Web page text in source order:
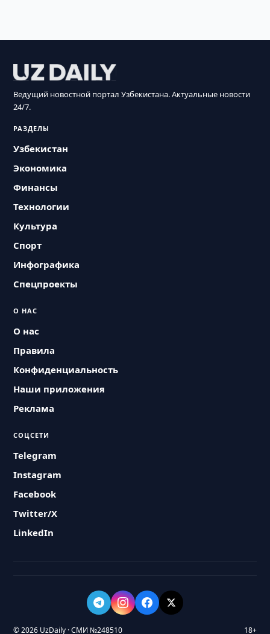
Ведущий новостной портал Узбекистана. Актуальные новости
24/7.
РАЗДЕЛЫ
Узбекистан
Экономика
Финансы
Технологии
Культура
Спорт
Инфографика
Спецпроекты
О НАС
О нас
Правила
Конфиденциальность
Наши приложения
Реклама
СОЦСЕТИ
Telegram
Instagram
Facebook
Twitter/X
LinkedIn
© 2026 UzDaily · СМИ №248510 18+